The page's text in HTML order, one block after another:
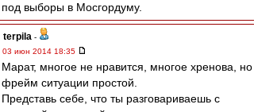
под выборы в Мосгордуму.
terpila -
03 июн 2014 18:35
Марат, многое не нравится, многое хренова, но
фрейм ситуации простой.
Представь себе, что ты разговариваешь с